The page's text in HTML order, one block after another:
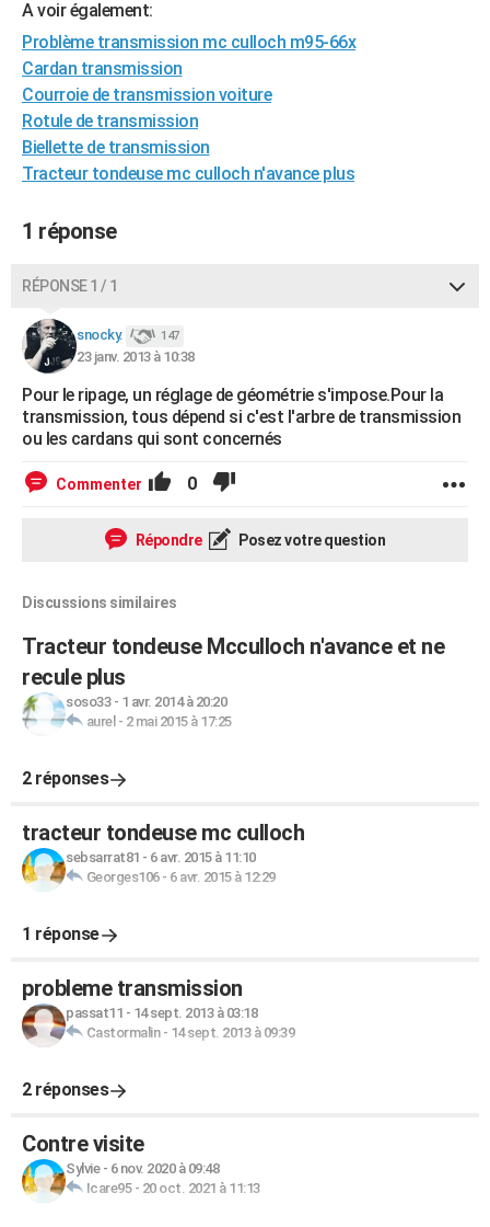
Destinations
City break
Voyage nature
Voyage de noces
Forum
Climat
+
GUIDES D'ACHAT
BONS PLANS
CARTE DE VOEUX
Dictionnaire
Biographies
Citations
Expressions
Proverbes
PROGRAMME TV
COPAINS D'AVANT
S'inscrire
Se connecter
Lycées
Collèges
Primaires
Universités
Entreprises
Service militaire
Avis de recherche
AVIS DE DÉCÈS
Bricolage
Lifestyle
Culture
Sport
Auto
Television
Voyage
Cinema
A voir également:
Problème transmission mc culloch m95-66x
Cardan transmission
Courroie de transmission voiture
Rotule de transmission
Biellette de transmission
Tracteur tondeuse mc culloch n'avance plus
1 réponse
RÉPONSE 1 / 1
snocky. 147
23 janv. 2013 à 10:38
Pour le ripage, un réglage de géométrie s'impose.Pour la
transmission, tous dépend si c'est l'arbre de transmission
ou les cardans qui sont concernés
Commenter 0
Répondre Posez votre question
Discussions similaires
Tracteur tondeuse Mcculloch n'avance et ne
recule plus
soso33- 1 avr. 2014 à 20:20
aurel - 2 mai 2015 à 17:25
2 réponses
tracteur tondeuse mc culloch
sebsarrat81 - 6 avr. 2015 à 11:10
Georges106- 6 avr. 2015 à 12:29
1 réponse
probleme transmission
passat11 - 14 sept. 2013 à 03:18
Castormalin- 14 sept. 2013 à 09:39
2 réponses
Contre visite
Sylvie- 6 nov. 2020 à 09:48
Icare95- 20 oct. 2021 à 11:13